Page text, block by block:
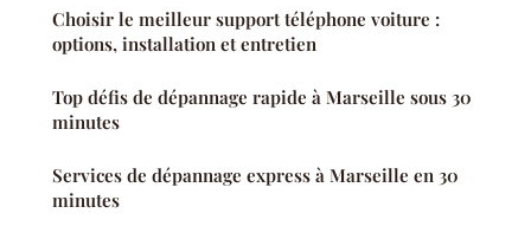
Choisir le meilleur support téléphone voiture :
options, installation et entretien
Top défis de dépannage rapide à Marseille sous 30
minutes
Services de dépannage express à Marseille en 30
minutes